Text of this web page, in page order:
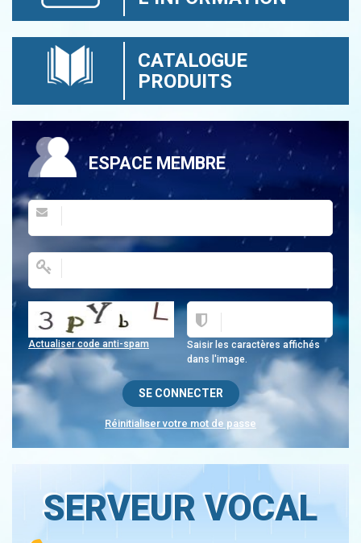
CATALOGUE
PRODUITS
ESPACE MEMBRE
Saisir les caractères affichés
dans l'image.
Actualiser code anti-spam
Réinitialiser votre mot de passe
SERVEUR VOCAL